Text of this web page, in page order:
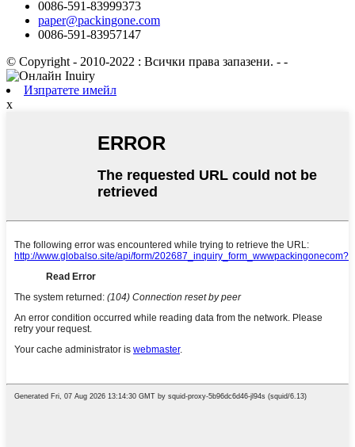
0086-591-83999373
paper@packingone.com
0086-591-83957147
© Copyright - 2010-2022 : Всички права запазени. - -
Изпратете имейл
x